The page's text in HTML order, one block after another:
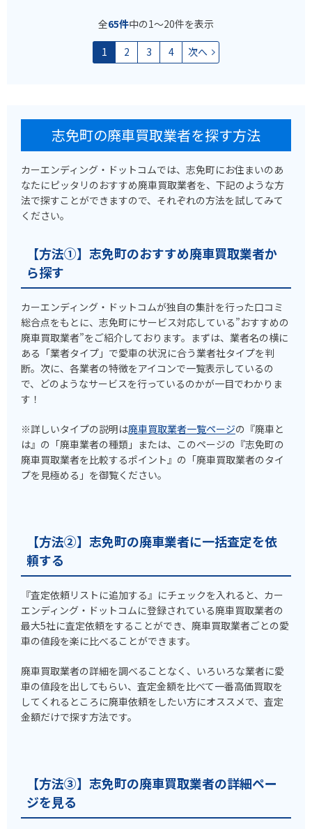
全65件中の1〜20件を表示
1
2 3 4 次へ
志免町の廃車買取業者を探す方法
カーエンディング・ドットコムでは、志免町にお住まいのあ
なたにピッタリのおすすめ廃車買取業者を、下記のような方
法で探すことができますので、それぞれの方法を試してみて
ください。
【方法①】志免町のおすすめ廃車買取業者か
ら探す
カーエンディング・ドットコムが独自の集計を行った口コミ
総合点をもとに、志免町にサービス対応している”おすすめの
廃車買取業者”をご紹介しております。まずは、業者名の横に
ある「業者タイプ」で愛車の状況に合う業者社タイプを判
断。次に、各業者の特徴をアイコンで一覧表示しているの
で、どのようなサービスを行っているのかが一目でわかりま
す！
※詳しいタイプの説明は廃車買取業者一覧ページの『廃車と
は』の「廃車業者の種類」または、このページの『志免町の
廃車買取業者を比較するポイント』の「廃車買取業者のタイ
プを見極める」を御覧ください。
【方法②】志免町の廃車業者に一括査定を依
頼する
『査定依頼リストに追加する』にチェックを入れると、カー
エンディング・ドットコムに登録されている廃車買取業者の
最大5社に査定依頼をすることができ、廃車買取業者ごとの愛
車の値段を楽に比べることができます。
廃車買取業者の詳細を調べることなく、いろいろな業者に愛
車の値段を出してもらい、査定金額を比べて一番高価買取を
してくれるところに廃車依頼をしたい方にオススメで、査定
金額だけで探す方法です。
【方法③】志免町の廃車買取業者の詳細ペー
ジを見る